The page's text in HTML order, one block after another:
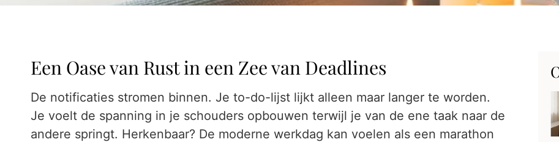
Een Oase van Rust in een Zee van Deadlines
De notificaties stromen binnen. Je to-do-lijst lijkt alleen maar langer te worden.
Je voelt de spanning in je schouders opbouwen terwijl je van de ene taak naar de
andere springt. Herkenbaar? De moderne werkdag kan voelen als een marathon